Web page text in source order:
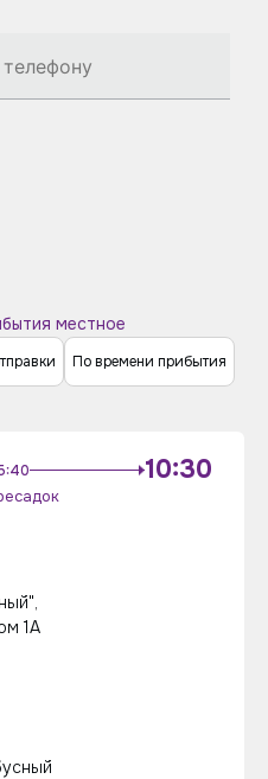
местное
По времени прибытия
10:30
1А